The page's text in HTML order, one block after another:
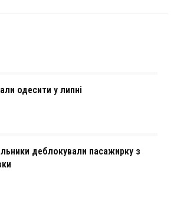
одесити у липні
деблокували пасажирку з